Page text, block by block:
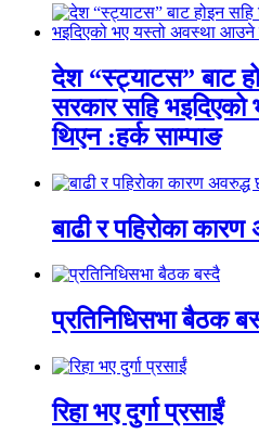
देश “स्ट्याटस” बाट
सरकार सहि
थिएन :हर्क साम्पाङ
बाढी र पहिरोका
प्रतिनिधिसभा बैठक
रिहा भए दुर्गा प्रसाईं